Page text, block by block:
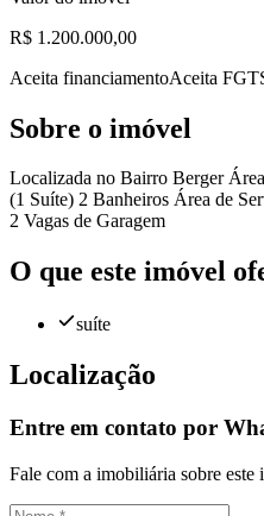
R$ 1.200.000,00
Aceita financiamentoAceita
Sobre o imóvel
Localizada no Bairro Berger
(1 Suíte) 2 Banheiros Área de
2 Vagas de Garagem
O que este imóvel
suíte
Localização
Entre em contato por
Fale com a imobiliária sobre este